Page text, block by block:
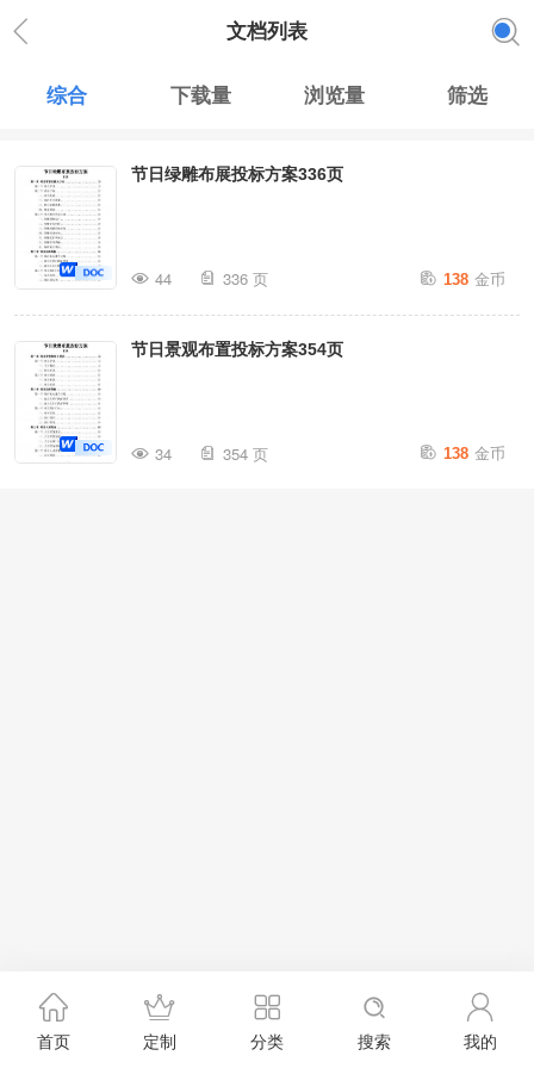
文档列表
综合 下载量 浏览量 筛选
节日绿雕布展投标方案336页
44 336 页 138 金币
节日景观布置投标方案354页
34 354 页 138 金币
首页 定制 分类 搜索 我的